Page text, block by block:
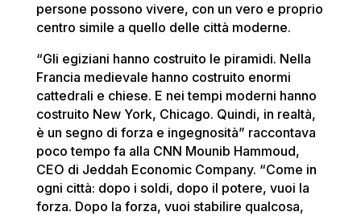
persone possono vivere, con un vero e proprio
centro simile a quello delle città moderne.
“Gli egiziani hanno costruito le piramidi. Nella
Francia medievale hanno costruito enormi
cattedrali e chiese. E nei tempi moderni hanno
costruito New York, Chicago. Quindi, in realtà,
è un segno di forza e ingegnosità” raccontava
poco tempo fa alla CNN Mounib Hammoud,
CEO di Jeddah Economic Company. “Come in
ogni città: dopo i soldi, dopo il potere, vuoi la
forza. Dopo la forza, vuoi stabilire qualcosa,